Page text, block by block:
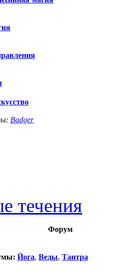
Badger
течения
Форум
Йога, Веды, Тантра